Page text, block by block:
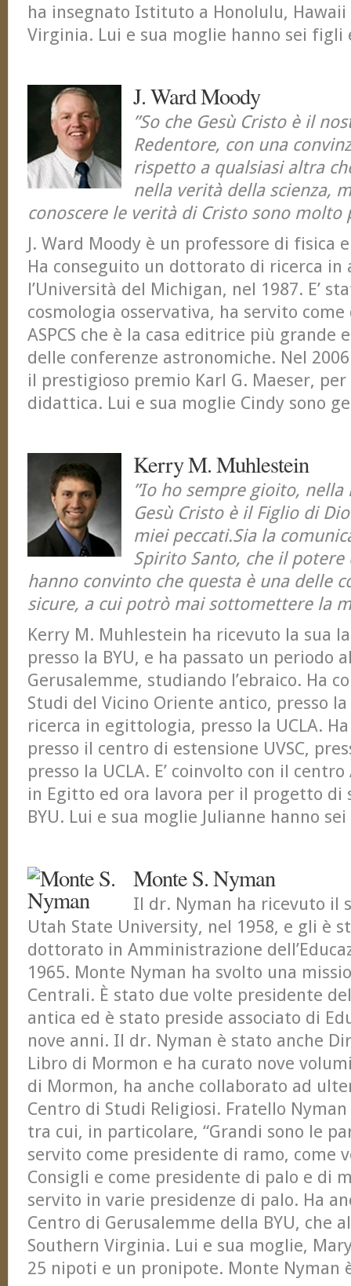
ha insegnato Istituto a Honolulu,
Virginia. Lui e sua moglie hanno sei figli
J. Ward Moody
”So che Gesù Cristo è il
Redentore, con una
rispetto a qualsiasi altra
nella verità della scienza,
conoscere le verità di Cristo sono molto
J. Ward Moody è un professore di fisica
Ha conseguito un dottorato di ricerca in
l’Università del Michigan, nel 1987. E’
cosmologia osservativa, ha servito
ASPCS che è la casa editrice più grande
delle conferenze astronomiche. Nel
il prestigioso premio Karl G. Maeser, per
didattica. Lui e sua moglie Cindy sono
Kerry M. Muhlestein
”Io ho sempre gioito, nella
Gesù Cristo è il Figlio di
miei peccati.Sia la
Spirito Santo, che il potere
hanno convinto che questa è una delle
sicure, a cui potrò mai sottomettere la
Kerry M. Muhlestein ha ricevuto la sua
presso la BYU, e ha passato un periodo
Gerusalemme, studiando l’ebraico. Ha
Studi del Vicino Oriente antico, presso
ricerca in egittologia, presso la UCLA.
presso il centro di estensione UVSC,
presso la UCLA. E’ coinvolto con il
in Egitto ed ora lavora per il progetto di
BYU. Lui e sua moglie Julianne hanno
Monte S. Nyman
Il dr. Nyman ha ricevuto il
Utah State University, nel 1958, e gli è
dottorato in Amministrazione
1965. Monte Nyman ha svolto una
Centrali. È stato due volte presidente
antica ed è stato preside associato di
nove anni. Il dr. Nyman è stato anche
Libro di Mormon e ha curato nove
di Mormon, ha anche collaborato ad
Centro di Studi Religiosi. Fratello
tra cui, in particolare, “Grandi sono le
servito come presidente di ramo, come
Consigli e come presidente di palo e di
servito in varie presidenze di palo. Ha
Centro di Gerusalemme della BYU, che
Southern Virginia. Lui e sua moglie,
25 nipoti e un pronipote. Monte Nyman